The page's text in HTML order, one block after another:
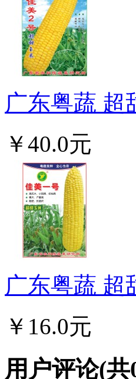
广东粤蔬 超
￥40.0元
广东粤蔬 超
￥16.0元
用户评论(共